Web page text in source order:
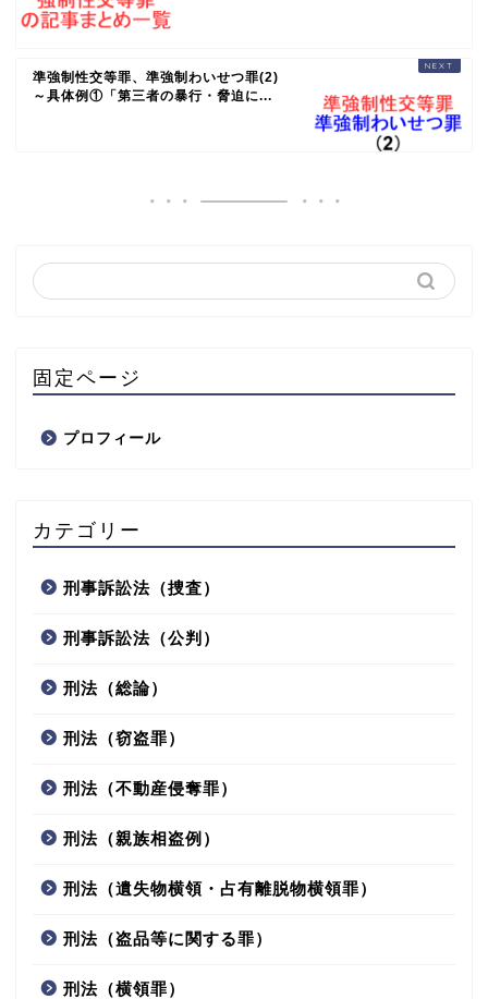
準強制性交等罪、準強制わいせつ罪(2)
～具体例①「第三者の暴行・脅迫に...
固定ページ
プロフィール
カテゴリー
刑事訴訟法（捜査）
刑事訴訟法（公判）
刑法（総論）
刑法（窃盗罪）
刑法（不動産侵奪罪）
刑法（親族相盗例）
刑法（遺失物横領・占有離脱物横領罪）
刑法（盗品等に関する罪）
刑法（横領罪）